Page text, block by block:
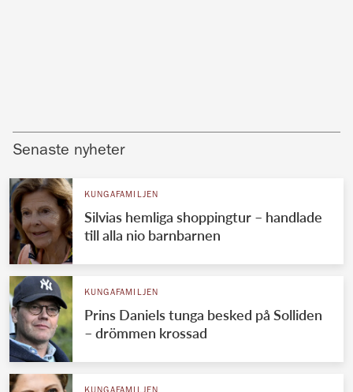
Senaste nyheter
KUNGAFAMILJEN
Silvias hemliga shoppingtur – handlade
till alla nio barnbarnen
KUNGAFAMILJEN
Prins Daniels tunga besked på Solliden
– drömmen krossad